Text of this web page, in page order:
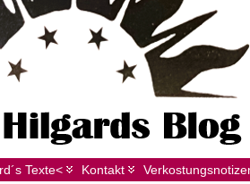
Texte< Kontakt